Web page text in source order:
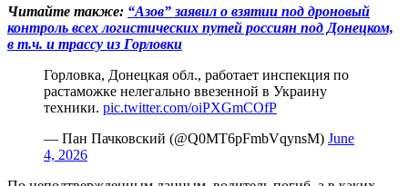
Читайте также: “Азов” заявил о взятии под дроновый
контроль всех логистических путей россиян под Донецком,
в т.ч. и трассу из Горловки
Горловка, Донецкая обл., работает инспекция по
растаможке нелегально ввезенной в Украину
техники. pic.twitter.com/oiPXGmCOfP
— Пан Пачковский (@Q0MT6pFmbVqynsM) June
4, 2026